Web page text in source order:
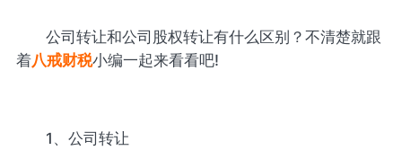
公司转让和公司股权转让有什么区别？不清楚就跟
着八戒财税小编一起来看看吧!
1、公司转让